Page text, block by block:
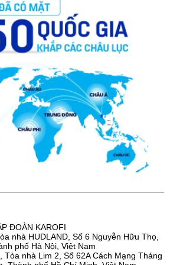
KAQ-U98 giúp bạn an tâm sử dụng
dài lâu.
ĐOÀN KAROFI
nhà HUDLAND, Số 6 Nguyễn Hữu Thọ,
phố Hà Nội, Việt Nam
Tòa nhà Lim 2, Số 62A Cách Mạng Tháng